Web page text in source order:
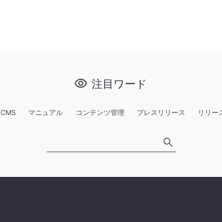
注目ワード
マニュアル コンテンツ管理 プレスリリース リリー